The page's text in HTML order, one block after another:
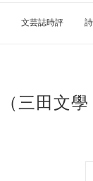
文芸誌時評
三田文學